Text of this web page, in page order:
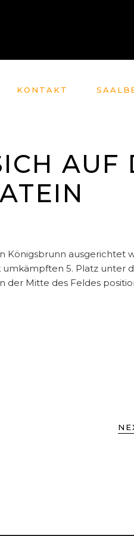
KONTAKT
AUF
Königsbrunn ausgerichtet
umkämpften 5. Platz unter
der Mitte des Feldes